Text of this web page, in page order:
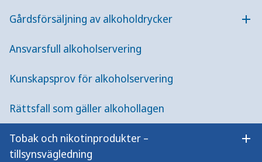
Gårdsförsäljning av alkoholdrycker
Ansvarsfull alkoholservering
Kunskapsprov för alkoholservering
Rättsfall som gäller alkohollagen
Tobak och nikotinprodukter –
tillsynsvägledning
Förslag på checklista för tillsyn över
produkter, tobaksfria nikotinprodukter
Publicerad: 8 november 2023
Uppdaterad:
23 mars 2026
Förslaget på checklista vänder sig till handläggare